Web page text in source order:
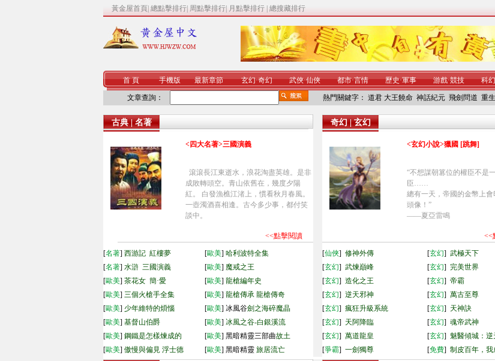
黃金屋首頁 總點擊排行 周點擊排行 月點擊排行 總搜藏排行
首 頁 手機版 最新章節 玄幻·奇幻 武俠·仙俠 都市·言情 歷史·軍事 游戲·競技 科幻
文章查詢： 熱門關鍵字： 道君 大王饒命 神話紀元 飛劍問道 重
古典 | 名著
<四大名著>三國演義
滾滾長江東逝水，浪花淘盡英雄。是非
成敗轉頭空。青山依舊在，幾度夕陽
紅。 白發漁樵江渚上，慣看秋月春風。
一壺濁酒喜相逢。古今多少事，都付笑
談中。
<<點擊閱讀
[名著] 西游記 紅樓夢
[名著] 水滸 三國演義
[歐美] 茶花女 簡·愛
[歐美] 三個火槍手全集
[歐美] 少年維特的煩惱
[歐美] 基督山伯爵
[歐美] 鋼鐵是怎樣煉成的
[歐美] 傲慢與偏見 浮士德
[歐美] 哈利波特全集
[歐美] 魔戒之王
[歐美] 龍槍編年史
[歐美] 龍槍傳承 龍槍傳奇
[歐美] 冰風谷劍之海碎魔晶
[歐美] 冰風之谷-白銀溪流
[歐美] 黑暗精靈三部曲故土
[歐美] 黑暗精靈 旅居流亡
奇幻 | 玄幻
<玄幻小說>獵國 [跳舞]
“不想謀朝篡位的權臣不是
臣……
總有一天，帝國的金幣上會
頭像！”
——夏亞雷鳴
<<
[仙俠] 修神外傳 [玄幻] 武極天下
[玄幻] 武煉巔峰 [玄幻] 完美世界
[玄幻] 造化之王 [玄幻] 帝霸
[玄幻] 逆天邪神 [玄幻] 萬古至尊
[玄幻] 瘋狂升級系統 [玄幻] 天神訣
[玄幻] 天阿降臨 [玄幻] 魂帝武神
[玄幻] 萬道龍皇 [玄幻] 魅醫傾城：
[爭霸] 一劍獨尊 [免費] 制皮百年，